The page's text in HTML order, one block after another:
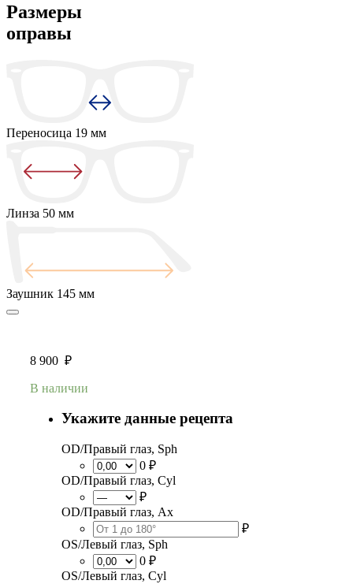
Размеры
оправы
Переносица 19 мм
Линза 50 мм
Заушник 145 мм
8 900 ₽
В наличии
Укажите данные рецепта
OD/Правый глаз, Sph
0 ₽
OD/Правый глаз, Cyl
₽
OD/Правый глаз, Ax
₽
OS/Левый глаз, Sph
0 ₽
OS/Левый глаз, Cyl